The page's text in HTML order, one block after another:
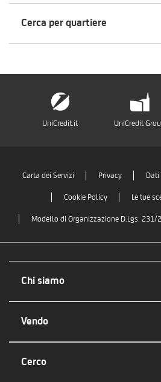
Cerca per quartiere
UniCredit.it UniCredit
Carta dei Servizi Privacy Dati
Cookie Policy Le tue
Modello di Organizzazione D.Lgs. 231/
Chi siamo
Vendo
Cerco